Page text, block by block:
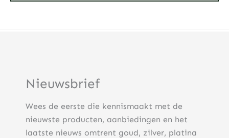
Nieuwsbrief
Wees de eerste die kennismaakt met de
nieuwste producten, aanbiedingen en het
laatste nieuws omtrent goud, zilver, platina